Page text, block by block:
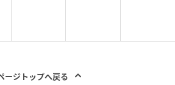
な柄に出会った瞬間、一目惚れで
ージトップへ戻る